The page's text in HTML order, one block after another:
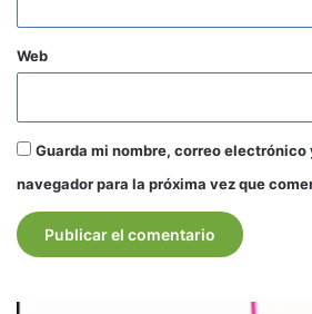
Web
Guarda mi nombre, correo electrónico
navegador para la próxima vez que